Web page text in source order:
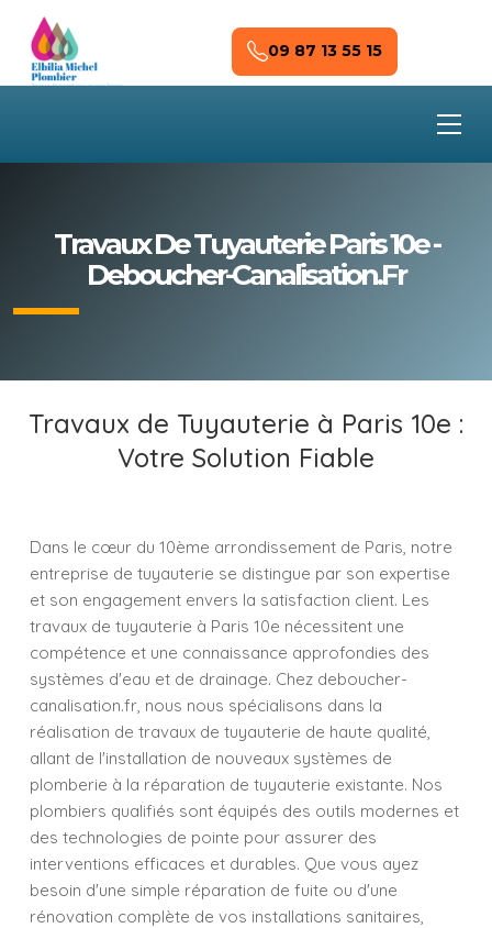
Skip to main content
09 87 13 55 15
Travaux De Tuyauterie Paris 10e -
Deboucher-Canalisation.fr
Travaux de Tuyauterie à Paris 10e :
Votre Solution Fiable
Dans le cœur du 10ème arrondissement de Paris, notre
entreprise de tuyauterie se distingue par son expertise
et son engagement envers la satisfaction client. Les
travaux de tuyauterie à Paris 10e nécessitent une
compétence et une connaissance approfondies des
systèmes d'eau et de drainage. Chez deboucher-
canalisation.fr, nous nous spécialisons dans la
réalisation de travaux de tuyauterie de haute qualité,
allant de l'installation de nouveaux systèmes de
plomberie à la réparation de tuyauterie existante. Nos
plombiers qualifiés sont équipés des outils modernes et
des technologies de pointe pour assurer des
interventions efficaces et durables. Que vous ayez
besoin d'une simple réparation de fuite ou d'une
rénovation complète de vos installations sanitaires,